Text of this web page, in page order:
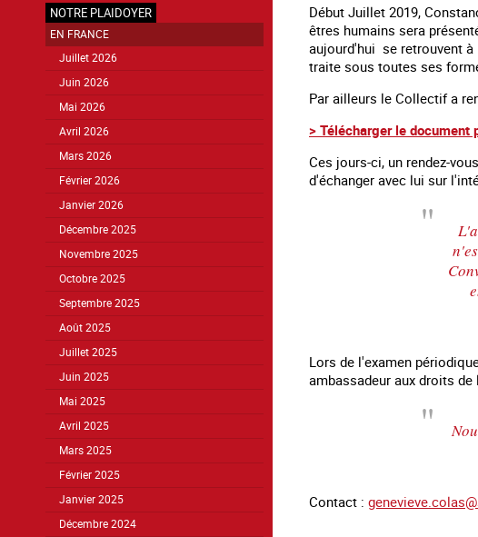
NOTRE PLAIDOYER
EN FRANCE
Juillet 2026
Juin 2026
Mai 2026
Avril 2026
Mars 2026
Février 2026
Janvier 2026
Décembre 2025
Novembre 2025
Octobre 2025
Septembre 2025
Août 2025
Juillet 2025
Juin 2025
Mai 2025
Avril 2025
Mars 2025
Février 2025
Janvier 2025
Décembre 2024
Début Juillet 2019,
êtres humains sera
aujourd'hui se retrouvent à
traite sous toutes ses
Par ailleurs le Collectif a
> Télécharger le
Ces jours-ci, un rendez-
d'échanger avec lui sur
Lors de l'examen
ambassadeur aux droits
Contact :